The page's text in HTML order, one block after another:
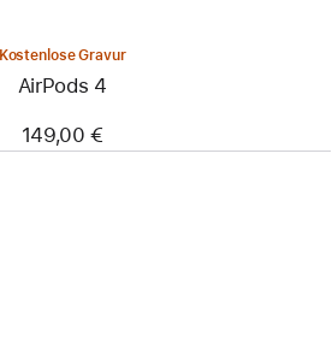
Kostenlose Gravur
AirPods 4
149,00 €